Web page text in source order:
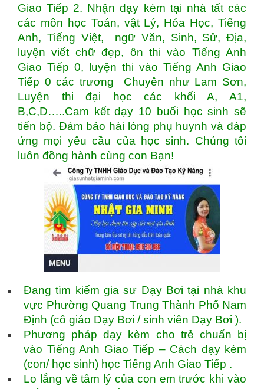
Giao Tiếp 2. Nhận dạy kèm tại nhà tất các
các môn học Toán, vật Lý, Hóa Học, Tiếng
Anh, Tiếng Việt, ngữ Văn, Sinh, Sử, Địa,
luyện viết chữ đẹp, ôn thi vào Tiếng Anh
Giao Tiếp 0, luyện thi vào Tiếng Anh Giao
Tiếp 0 các trương Chuyên như Lam Sơn,
Luyện thi đại học các khối A, A1,
B,C,D…..Cam kết dạy 10 buổi học sinh sẽ
tiến bộ. Đảm bảo hài lòng phụ huynh và đáp
ứng mọi yêu cầu của học sinh. Chúng tôi
luôn đồng hành cùng con Bạn!
Đang tìm kiếm gia sư Dạy Bơi tại nhà khu
vực Phường Quang Trung Thành Phố Nam
Định (cô giáo Dạy Bơi / sinh viên Dạy Bơi ).
Phương pháp dạy kèm cho trẻ chuẩn bị
vào Tiếng Anh Giao Tiếp – Cách dạy kèm
(con/ học sinh) học Tiếng Anh Giao Tiếp .
Lo lắng về tâm lý của con em trước khi vào